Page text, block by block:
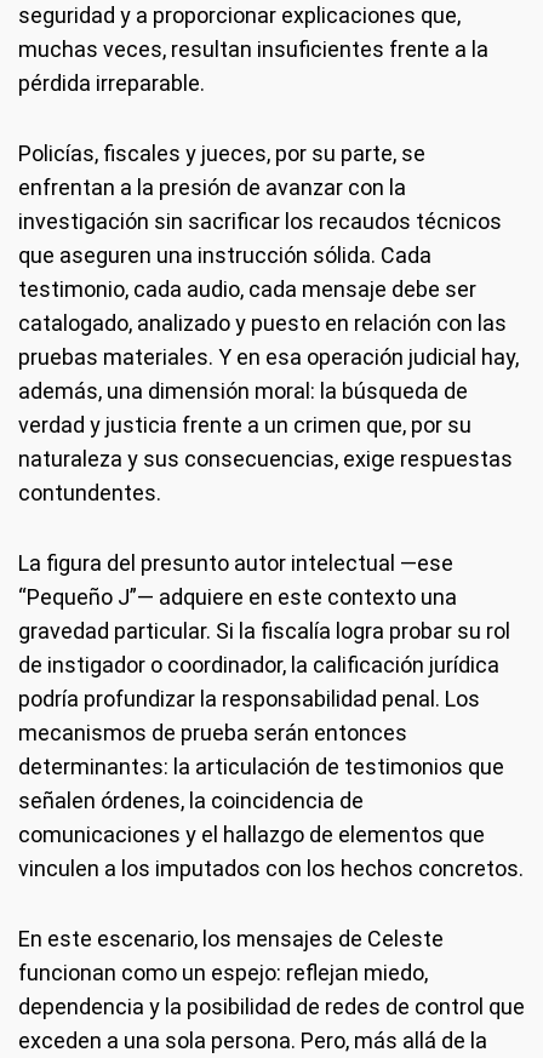
seguridad y a proporcionar explicaciones que,
muchas veces, resultan insuficientes frente a la
pérdida irreparable.
Policías, fiscales y jueces, por su parte, se
enfrentan a la presión de avanzar con la
investigación sin sacrificar los recaudos técnicos
que aseguren una instrucción sólida. Cada
testimonio, cada audio, cada mensaje debe ser
catalogado, analizado y puesto en relación con las
pruebas materiales. Y en esa operación judicial hay,
además, una dimensión moral: la búsqueda de
verdad y justicia frente a un crimen que, por su
naturaleza y sus consecuencias, exige respuestas
contundentes.
La figura del presunto autor intelectual —ese
“Pequeño J”— adquiere en este contexto una
gravedad particular. Si la fiscalía logra probar su rol
de instigador o coordinador, la calificación jurídica
podría profundizar la responsabilidad penal. Los
mecanismos de prueba serán entonces
determinantes: la articulación de testimonios que
señalen órdenes, la coincidencia de
comunicaciones y el hallazgo de elementos que
vinculen a los imputados con los hechos concretos.
En este escenario, los mensajes de Celeste
funcionan como un espejo: reflejan miedo,
dependencia y la posibilidad de redes de control que
exceden a una sola persona. Pero, más allá de la